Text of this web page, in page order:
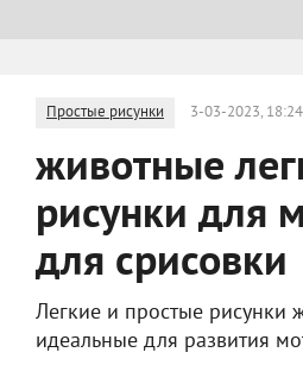
Простые рисунки 3-03-2023, 18:24
животные
рисунки для
для срисовки
Легкие и простые рисунки
идеальные для развития